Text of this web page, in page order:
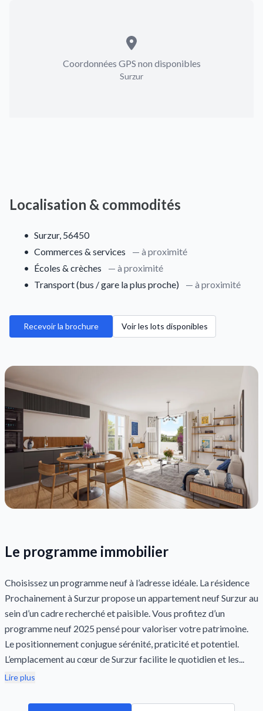
Coordonnées GPS non disponibles
Surzur
Localisation & commodités
• Surzur, 56450
• Commerces & services
— à proximité
• Écoles & crèches
— à proximité
• Transport (bus / gare la plus proche) — à proximité
Recevoir la brochure Voir les lots disponibles
Le programme immobilier
Choisissez un programme neuf à l’adresse idéale. La résidence
Prochainement à Surzur propose un appartement neuf Surzur au
sein d’un cadre recherché et paisible. Vous profitez d’un
programme neuf 2025 pensé pour valoriser votre patrimoine.
Le positionnement conjugue sérénité, praticité et potentiel.
L’emplacement au cœur de Surzur facilite le quotidien et les...
Lire plus